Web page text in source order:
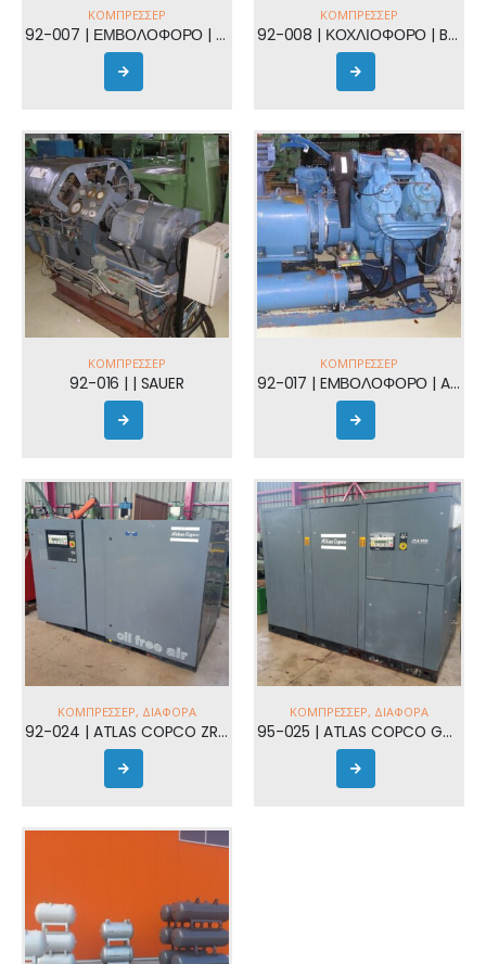
ΚΟΜΠΡΕΣΣΈΡ
92-007 | ΕΜΒΟΛΟΦΟΡΟ | BOGE
ΚΟΜΠΡΕΣΣΈΡ
92-008 | ΚΟΧΛΙΟΦΟΡΟ | BAUER
ΚΟΜΠΡΕΣΣΈΡ
92-016 | | SAUER
ΚΟΜΠΡΕΣΣΈΡ
92-017 | EMΒΟΛΟΦΟΡΟ | ATLAS COPCO
ΚΟΜΠΡΕΣΣΈΡ, ΔΙΆΦΟΡΑ
92-024 | ATLAS COPCO ZR 90 ΚΟΧΛΙΟΦΟΡΟ
ΚΟΜΠΡΕΣΣΈΡ, ΔΙΆΦΟΡΑ
95-025 | ATLAS COPCO GA 110